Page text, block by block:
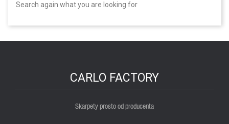
Search again what you are looking for
CARLO FACTORY
Skarpety prosto od producenta